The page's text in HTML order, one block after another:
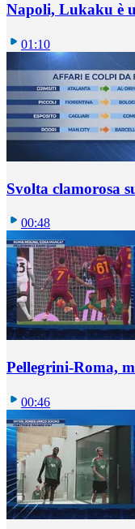
Napoli, Lukaku è
01:10
Svolta clamorosa
00:48
Pellegrini-Roma,
00:46